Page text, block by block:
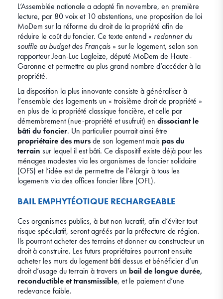
L’Assemblée nationale a adopté fin novembre, en première
lecture, par 80 voix et 10 abstentions, une proposition de loi
MoDem sur la réforme du droit de la propriété afin de
réduire le coût du foncier. Ce texte entend « redonner du
souffle au budget des Français » sur le logement, selon son
rapporteur Jean-Luc Lagleize, député MoDem de Haute-
Garonne et permettre au plus grand nombre d’accéder à la
propriété.
La disposition la plus innovante consiste à généraliser à
l’ensemble des logements un « troisième droit de propriété »
en plus de la propriété classique foncière, et celle par
démembrement (nue-propriété et usufruit) en dissociant le
bâti du foncier. Un particulier pourrait ainsi être
propriétaire des mursde son logement mais pas du
terrain sur lequel il est bâti. Ce dispositif existe déjà pour les
ménages modestes via les organismes de foncier solidaire
(OFS) et l’idée est de permettre de l’élargir à tous les
logements via des offices foncier libre (OFL).
BAIL EMPHYTÉOTIQUE RECHARGEABLE
Ces organismes publics, à but non lucratif, afin d’éviter tout
risque spéculatif, seront agréés par la préfecture de région.
Ils pourront acheter des terrains et donner au constructeur un
droit à construire. Les futurs propriétaires pourront ensuite
acheter les murs du logement bâti dessus et bénéficier d’un
droit d’usage du terrain à travers un bail de longue durée,
reconductible et transmissible, et le paiement d’une
redevance faible.